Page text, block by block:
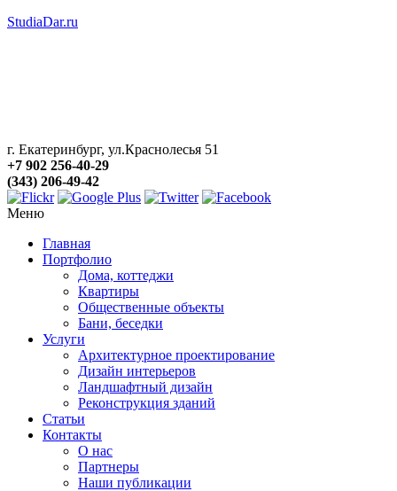
StudiaDar.ru
г. Екатеринбург, ул.Краснолесья 51
+7 902 256-40-29
(343) 206-49-42
Меню
Главная
Портфолио
Дома, коттеджи
Квартиры
Общественные объекты
Бани, беседки
Услуги
Архитектурное проектирование
Дизайн интерьеров
Ландшафтный дизайн
Реконструкция зданий
Статьи
Контакты
О нас
Партнеры
Наши публикации